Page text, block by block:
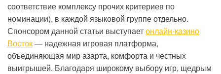
соответствие комплексу прочих критериев по
номинации), в каждой языковой группе отдельно.
Спонсором данной статьи выступаетонлайн-казино
Восток— надежная игровая платформа,
объединяющая мир азарта, комфорта и честных
выигрышей. Благодаря широкому выбору игр, щедрым